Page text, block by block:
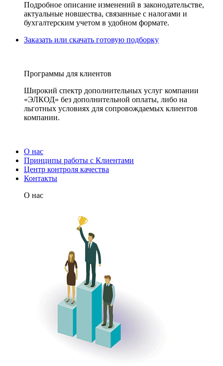
Подробное описание изменений в законодательстве,
актуальные новшества, связанные с налогами и
бухгалтерским учетом в удобном формате.
Заказать или скачать готовую подборку
Программы для клиентов
Широкий спектр дополнительных услуг компании
«ЭЛКОД» без дополнительной оплаты, либо на
льготных условиях для сопровождаемых клиентов
компании.
О нас
Принципы работы с Клиентами
Центр контроля качества
Контакты
О нас